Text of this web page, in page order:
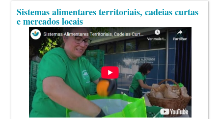
Sistemas alimentares territoriais, cadeias curtas
e mercados locais